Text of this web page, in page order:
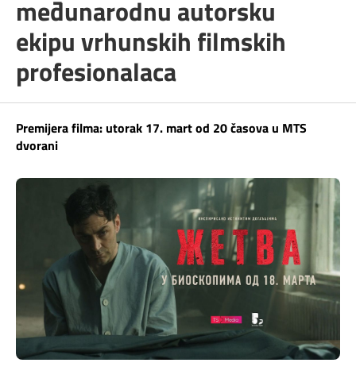
Pozivi ka inostranstvu
iris TV
Antena PLUS
Telefonski imenik
Samouslužni servisi
Dokumenta i uputstva
Kako do nas?
Rešavanje problema
Česta pitanja
Pokrivenost mreže
Mapa brzina
međunarodnu autorsku
ekipu vrhunskih filmskih
profesionalaca
Premijera filma: utorak 17. mart od 20 časova u MTS
dvorani